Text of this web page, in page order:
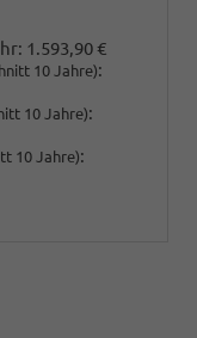
1.593,90 €
10 Jahre):
10 Jahre):
10 Jahre):